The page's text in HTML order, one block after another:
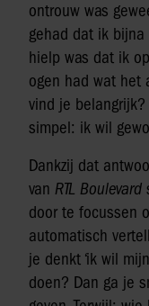
ontrouw was
gehad dat ik
hielp was dat ik
ogen had wat het
vind je
simpel: ik wil
Dankzij dat
van RTL Boulevard
door te focussen
automatisch
je denkt ‘ik wil
doen? Dan ga je